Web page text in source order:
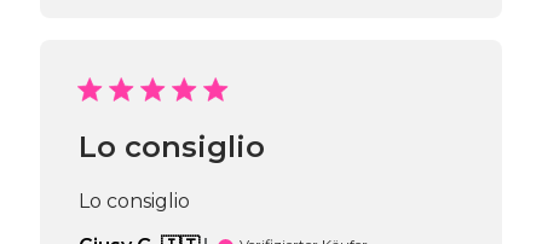
2026
Lo consiglio
Lo consiglio